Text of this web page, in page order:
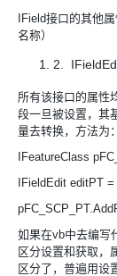
IField接口的其他
名称）
2.
所有该接口的属性
段一旦被设置，其
量去转换，方法为：
IFeatureClass
IFieldEdit editPT
如果在vb中去编写
区分设置和获取，
区分了，普遍用设